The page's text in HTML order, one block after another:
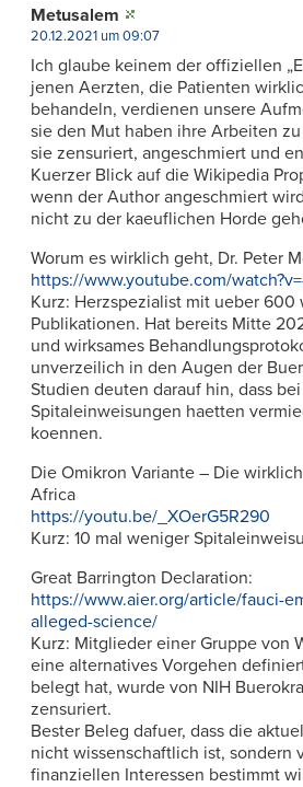
Metusalem
20.12.2021 um 09:07
Ich glaube keinem der offiziellen
jenen Aerzten, die Patienten
behandeln, verdienen unsere
sie den Mut haben ihre Arbeiten
sie zensuriert, angeschmiert und
Kuerzer Blick auf die Wikipedia
wenn der Author angeschmiert
nicht zu der kaeuflichen Horde
Worum es wirklich geht, Dr. Peter
https://www.youtube.com/
Kurz: Herzspezialist mit ueber 600
Publikationen. Hat bereits Mitte
und wirksames
unverzeilich in den Augen der
Studien deuten darauf hin, dass
Spitaleinweisungen haetten
koennen.
Die Omikron Variante – Die
Africa
https://youtu.be/_XOerG5R290
Kurz: 10 mal weniger
Great Barrington Declaration:
https://www.aier.org/article/fauci-
alleged-science/
Kurz: Mitglieder einer Gruppe von
eine alternatives Vorgehen
belegt hat, wurde von NIH
zensuriert.
Bester Beleg dafuer, dass die
nicht wissenschaftlich ist, sondern
finanziellen Interessen bestimmt